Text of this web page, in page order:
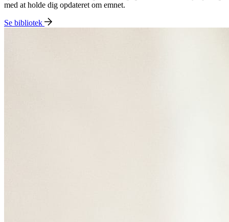
med at holde dig opdateret om emnet.
Se bibliotek